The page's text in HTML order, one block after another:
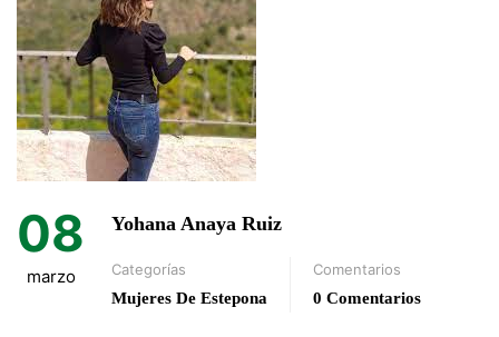
08
marzo
Yohana Anaya Ruiz
Categorías
Mujeres De Estepona
Comentarios
0 Comentarios